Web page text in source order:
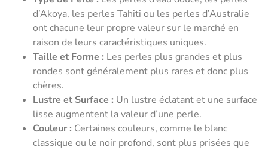
d’Akoya, les perles Tahiti ou les perles d’Australie
ont chacune leur propre valeur sur le marché en
raison de leurs caractéristiques uniques.
Taille et Forme : Les perles plus grandes et plus
rondes sont généralement plus rares et donc plus
chères.
Lustre et Surface : Un lustre éclatant et une surface
lisse augmentent la valeur d’une perle.
Couleur : Certaines couleurs, comme le blanc
classique ou le noir profond, sont plus prisées que